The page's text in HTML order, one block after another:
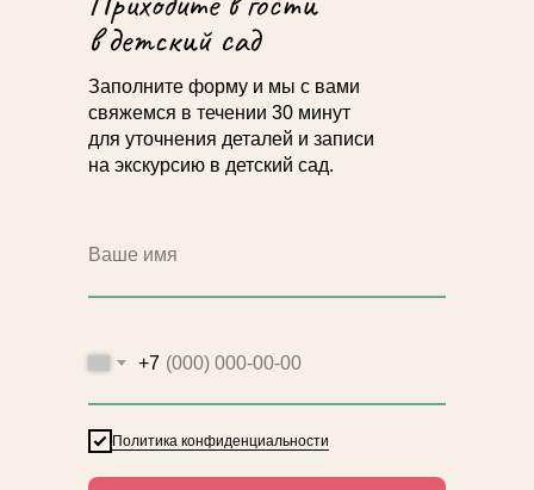
в детский сад
Заполните форму и мы с вами
свяжемся в течении 30 минут
для уточнения деталей и записи
на экскурсию в детский сад.
+7
Политика конфиденциальности